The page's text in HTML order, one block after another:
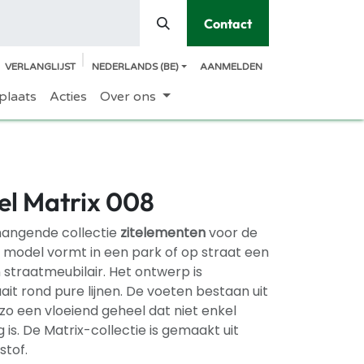
Contact
VERLANGLIJST NEDERLANDS (BE) AANMELDEN
Acties Over ons
Matrix 008
collectie zitelementenvoor de
vormt in een park of op straat een
straatmeubilair. Het ontwerp is
rond pure lijnen. De voeten bestaan uit
een vloeiend geheel dat niet enkel
is. De Matrix-collectie is gemaakt uit